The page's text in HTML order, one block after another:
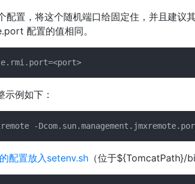
置，将这个随机端口给固定住，并且建议
配置的值相同。
例如下：
-
配置放入setenv.sh （位于${TomcatPath}/